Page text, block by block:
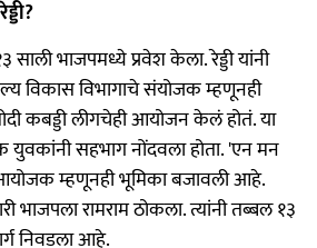
साली भाजपमध्ये प्रवेश केला. रेड्डी यांनी
विकास विभागाचे संयोजक म्हणूनही
कबड्डी लीगचेही आयोजन केलं होतं. या
सहभाग नोंदवला होता. 'एन मन
म्हणूनही भूमिका बजावली आहे.
भाजपला रामराम ठोकला. त्यांनी तब्बल १३
निवडला आहे.